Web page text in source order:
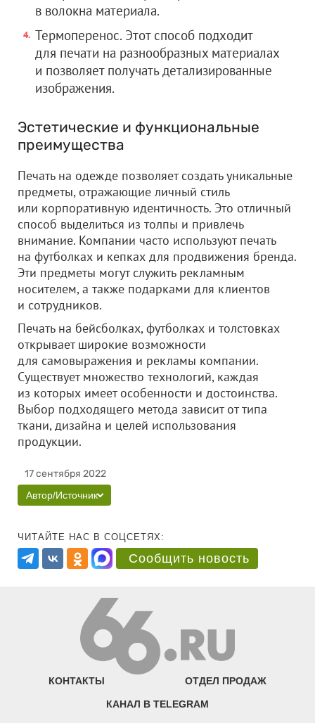
в волокна материала.
Термоперенос. Этот способ подходит
для печати на разнообразных материалах
и позволяет получать детализированные
изображения.
Эстетические и функциональные
преимущества
Печать на одежде позволяет создать уникальные
предметы, отражающие личный стиль
или корпоративную идентичность. Это отличный
способ выделиться из толпы и привлечь
внимание. Компании часто используют печать
на футболках и кепках для продвижения бренда.
Эти предметы могут служить рекламным
носителем, а также подарками для клиентов
и сотрудников.
Печать на бейсболках, футболках и толстовках
открывает широкие возможности
для самовыражения и рекламы компании.
Существует множество технологий, каждая
из которых имеет особенности и достоинства.
Выбор подходящего метода зависит от типа
ткани, дизайна и целей использования
продукции.
17 сентября 2022
Автор/Источник
ЧИТАЙТЕ НАС В СОЦСЕТЯХ:
Сообщить новость
КОНТАКТЫ ОТДЕЛ ПРОДАЖ
КАНАЛ В TELEGRAM